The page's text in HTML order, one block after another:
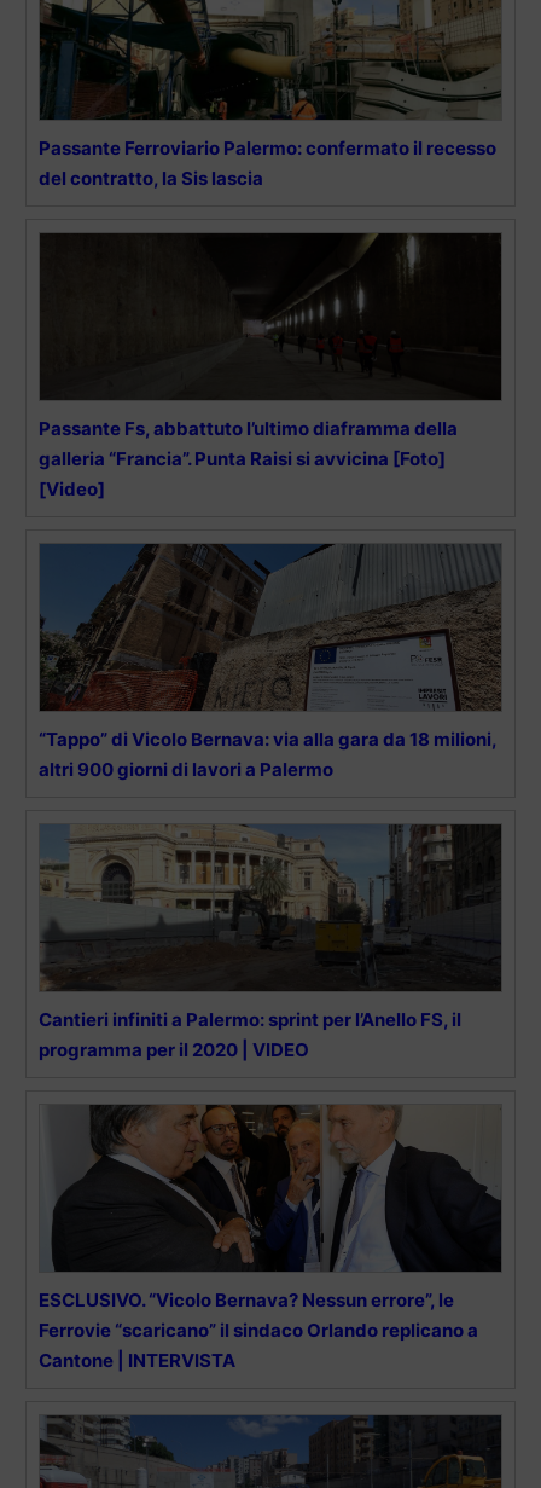
Passante Ferroviario Palermo: confermato il recesso
del contratto, la Sis lascia
Passante Fs, abbattuto l’ultimo diaframma della
galleria “Francia”. Punta Raisi si avvicina [Foto]
[Video]
“Tappo” di Vicolo Bernava: via alla gara da 18 milioni,
altri 900 giorni di lavori a Palermo
Cantieri infiniti a Palermo: sprint per l’Anello FS, il
programma per il 2020 | VIDEO
ESCLUSIVO. “Vicolo Bernava? Nessun errore”, le
Ferrovie “scaricano” il sindaco Orlando replicano a
Cantone | INTERVISTA